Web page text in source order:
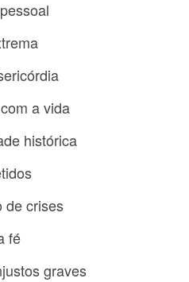
a vida
histórica
de crises
fé
graves